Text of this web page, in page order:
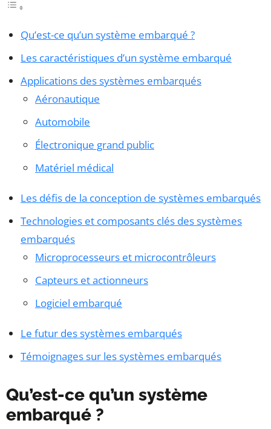
Qu’est-ce qu’un système embarqué ?
Les caractéristiques d’un système embarqué
Applications des systèmes embarqués
Aéronautique
Automobile
Électronique grand public
Matériel médical
Les défis de la conception de systèmes embarqués
Technologies et composants clés des systèmes
embarqués
Microprocesseurs et microcontrôleurs
Capteurs et actionneurs
Logiciel embarqué
Le futur des systèmes embarqués
Témoignages sur les systèmes embarqués
Qu’est-ce qu’un système
embarqué ?